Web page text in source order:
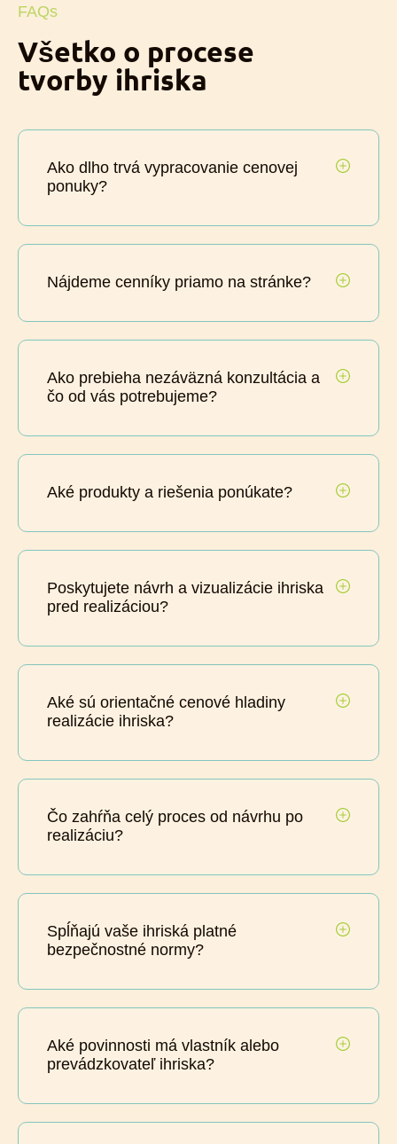
FAQs
Všetko o procese
tvorby ihriska
Ako dlho trvá vypracovanie cenovej
ponuky?
Nájdeme cenníky priamo na stránke?
Ako prebieha nezáväzná konzultácia a
čo od vás potrebujeme?
Aké produkty a riešenia ponúkate?
Poskytujete návrh a vizualizácie ihriska
pred realizáciou?
Aké sú orientačné cenové hladiny
realizácie ihriska?
Čo zahŕňa celý proces od návrhu po
realizáciu?
Spĺňajú vaše ihriská platné
bezpečnostné normy?
Aké povinnosti má vlastník alebo
prevádzkovateľ ihriska?